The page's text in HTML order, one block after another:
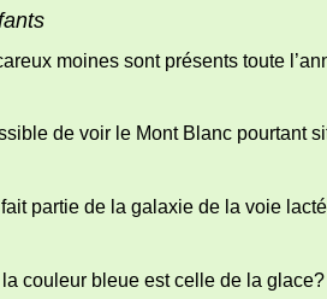
moines sont présents toute
de voir le Mont Blanc pourtant
partie de la galaxie de la voie
couleur bleue est celle de la glace?